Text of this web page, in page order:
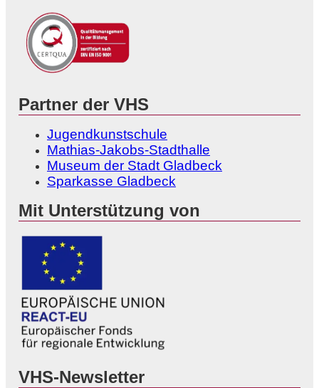
Partner der VHS
Jugendkunstschule
Mathias-Jakobs-Stadthalle
Museum der Stadt Gladbeck
Sparkasse Gladbeck
Mit Unterstützung von
VHS-Newsletter